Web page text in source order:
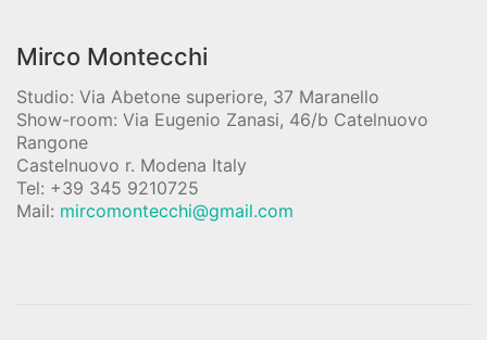
Mirco Montecchi
Studio: Via Abetone superiore, 37 Maranello
Show-room: Via Eugenio Zanasi, 46/b Catelnuovo
Rangone
Castelnuovo r. Modena Italy
Tel: +39 345 9210725
Mail: mircomontecchi@gmail.com